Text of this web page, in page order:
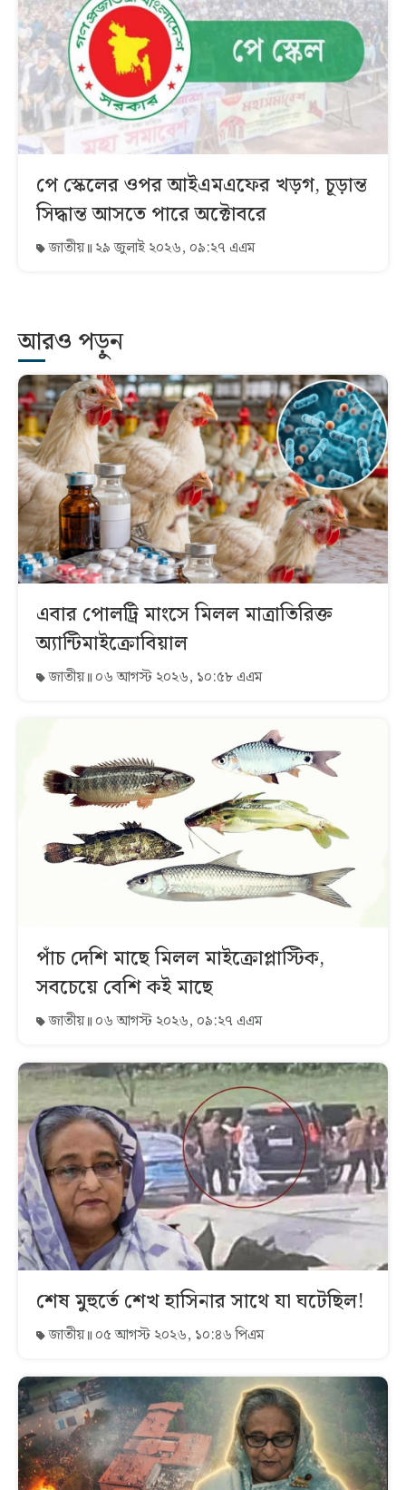
পে স্কেলের ওপর আইএমএফের খড়গ, চূড়ান্ত
সিদ্ধান্ত আসতে পারে অক্টোবরে
জাতীয় ২৯ জুলাই ২০২৬, ০৯:২৭ এএম
আরও পড়ুন
এবার পোলট্রি মাংসে মিলল মাত্রাতিরিক্ত
অ্যান্টিমাইক্রোবিয়াল
জাতীয় ০৬ আগস্ট ২০২৬, ১০:৫৮ এএম
পাঁচ দেশি মাছে মিলল মাইক্রোপ্লাস্টিক,
সবচেয়ে বেশি কই মাছে
জাতীয় ০৬ আগস্ট ২০২৬, ০৯:২৭ এএম
শেষ মুহুর্তে শেখ হাসিনার সাথে যা ঘটেছিল!
জাতীয় ০৫ আগস্ট ২০২৬, ১০:৪৬ পিএম